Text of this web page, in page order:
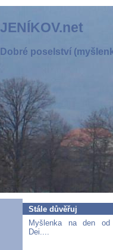
JENÍKOV.net
Dobré poselství
Stále důvěřuj
Myšlenka na den od
Dei....